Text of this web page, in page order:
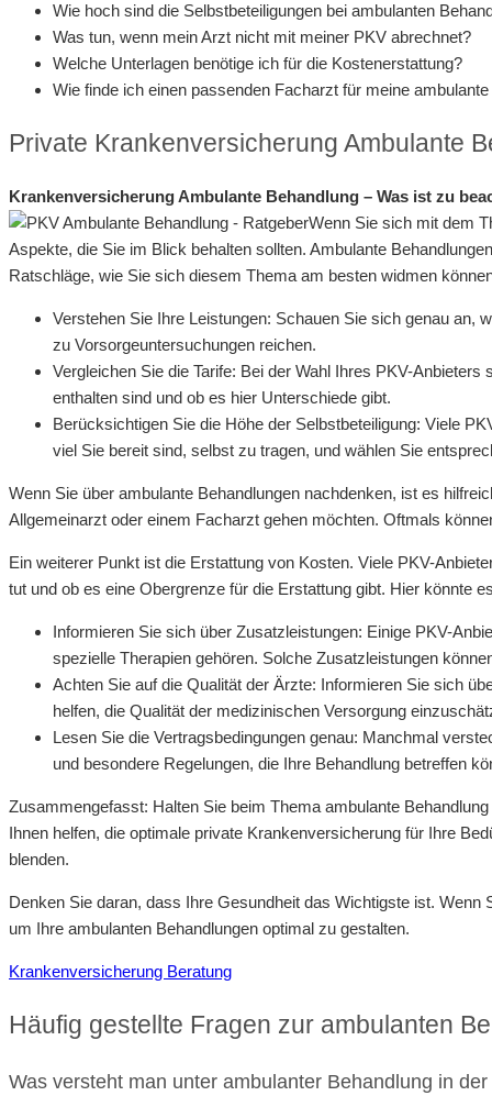
Wie hoch sind die Selbstbeteiligungen bei ambulanten
Was tun, wenn mein Arzt nicht mit meiner PKV abrechnet?
Welche Unterlagen benötige ich für die Kostenerstattung?
Wie finde ich einen passenden Facharzt für meine
Private Krankenversicherung Ambulante
Krankenversicherung Ambulante Behandlung – Was ist zu
Wenn Sie sich mit dem
Aspekte, die Sie im Blick behalten sollten. Ambulante
Ratschläge, wie Sie sich diesem Thema am besten widmen
Verstehen Sie Ihre Leistungen: Schauen Sie sich genau an,
zu Vorsorgeuntersuchungen reichen.
Vergleichen Sie die Tarife: Bei der Wahl Ihres PKV-
enthalten sind und ob es hier Unterschiede gibt.
Berücksichtigen Sie die Höhe der Selbstbeteiligung: Viele
viel Sie bereit sind, selbst zu tragen, und wählen Sie
Wenn Sie über ambulante Behandlungen nachdenken, ist es
Allgemeinarzt oder einem Facharzt gehen möchten. Oftmals
Ein weiterer Punkt ist die Erstattung von Kosten. Viele PKV-
tut und ob es eine Obergrenze für die Erstattung gibt. Hier könnte
Informieren Sie sich über Zusatzleistungen: Einige PKV-
spezielle Therapien gehören. Solche Zusatzleistungen
Achten Sie auf die Qualität der Ärzte: Informieren Sie sich
helfen, die Qualität der medizinischen Versorgung
Lesen Sie die Vertragsbedingungen genau: Manchmal
und besondere Regelungen, die Ihre Behandlung betreffen
Zusammengefasst: Halten Sie beim Thema ambulante
Ihnen helfen, die optimale private Krankenversicherung für Ihre
blenden.
Denken Sie daran, dass Ihre Gesundheit das Wichtigste ist.
um Ihre ambulanten Behandlungen optimal zu gestalten.
Krankenversicherung Beratung
Häufig gestellte Fragen zur ambulanten
Was versteht man unter ambulanter Behandlung in